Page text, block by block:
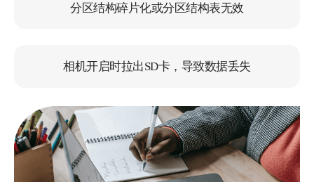
分区结构碎片化或分区结构表无效
相机开启时拉出SD卡，导致数据丢失
电脑上有很多重要的资料，感谢金舟数据恢
猫球捡回来了